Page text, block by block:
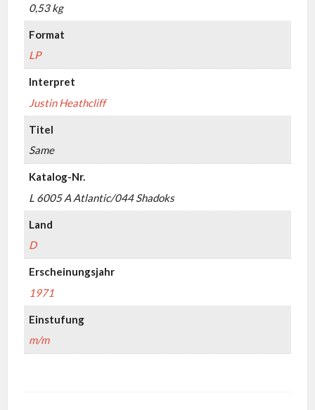
0,53 kg
Format
LP
Interpret
Justin Heathcliff
Titel
Same
Katalog-Nr.
L 6005 A Atlantic/044 Shadoks
Land
D
Erscheinungsjahr
1971
Einstufung
m/m